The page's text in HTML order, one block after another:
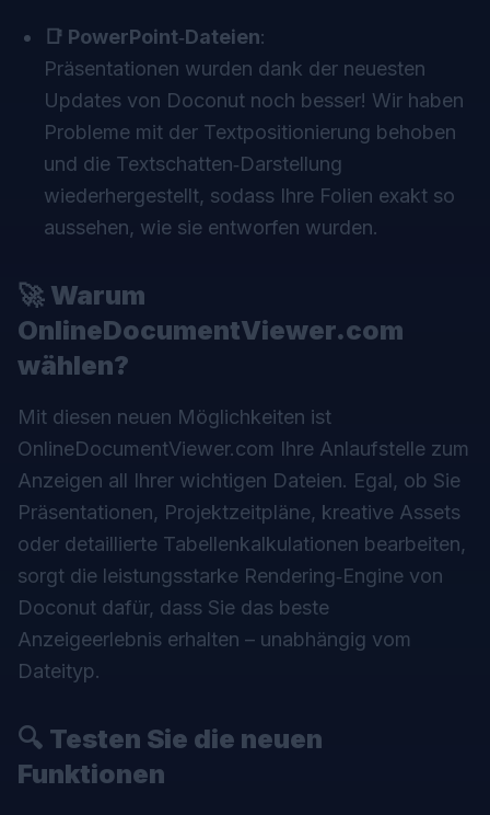
📑 PowerPoint‑Dateien:
Präsentationen wurden dank der neuesten
Updates von Doconut noch besser! Wir haben
Probleme mit der Textpositionierung behoben
und die Textschatten‑Darstellung
wiederhergestellt, sodass Ihre Folien exakt so
aussehen, wie sie entworfen wurden.
🚀 Warum
OnlineDocumentViewer.com
wählen?
Mit diesen neuen Möglichkeiten ist
OnlineDocumentViewer.com Ihre Anlaufstelle zum
Anzeigen all Ihrer wichtigen Dateien. Egal, ob Sie
Präsentationen, Projektzeitpläne, kreative Assets
oder detaillierte Tabellenkalkulationen bearbeiten,
sorgt die leistungsstarke Rendering‑Engine von
Doconut dafür, dass Sie das beste
Anzeigeerlebnis erhalten – unabhängig vom
Dateityp.
🔍 Testen Sie die neuen
Funktionen